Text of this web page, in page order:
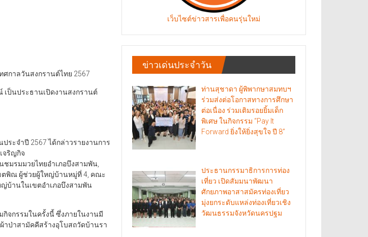
ศกาลวันสงกรานต์ไทย 2567
เป็นประธานเปิดงานสงกรานต์
ะจำปี 2567 ได้กล่าวรายงานการ
จริญกิจ
มรมมวยไทยอำเภอบึงสามพัน,
ตพิณ ผู้ช่วยผู้ใหญ่บ้านหมู่ที่ 4, คณะ
บ้านในเขตอำเภอบึงสามพัน
จกรรมในครั้งนี้​ ซึ่งภายในงานมี
าป่าสามัคคีสร้างอุโบสถวัดบ้านรา
เว็บไซต์ข่าวสารเพื่อคนรุ่นใหม่
ข่าวเด่นประจำวัน
ท่านสุชาดา ผู้พิพากษาสมทบฯ
ร่วมส่งต่อโอกาสทางการศึกษา
ต่อเนื่อง ร่วมเติมรอยยิ้มเด็ก
พิเศษ ในกิจกรรม “Pay It
Forward ยิ่งให้ยิ่งสุขใจ ปี 8”
ประธานกรรมาธิการการท่อง
เที่ยว เปิดสัมมนาพัฒนา
ศักยภาพอาสาสมัครท่องเที่ยว
มุ่งยกระดับแหล่งท่องเที่ยวเชิง
วัฒนธรรมจังหวัดนครปฐม